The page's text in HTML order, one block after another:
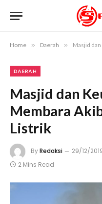
Home » Daerah » Masjid dan
DAERAH
Masjid dan
Membara
Listrik
ByRedaksi 29/12/
2 Mins Read